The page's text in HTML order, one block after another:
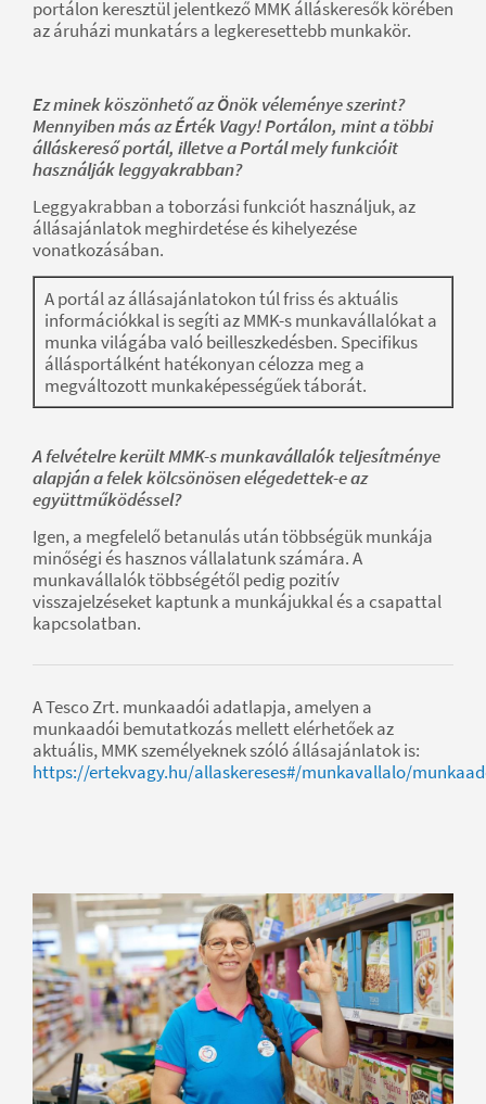
portálon keresztül jelentkező MMK álláskeresők körében
az áruházi munkatárs a legkeresettebb munkakör.
Ez minek köszönhető az Önök véleménye szerint?
Mennyiben más az Érték Vagy! Portálon, mint a többi
álláskereső portál, illetve a Portál mely funkcióit
használják leggyakrabban?
Leggyakrabban a toborzási funkciót használjuk, az
állásajánlatok meghirdetése és kihelyezése
vonatkozásában.
A portál az állásajánlatokon túl friss és aktuális
információkkal is segíti az MMK-s munkavállalókat a
munka világába való beilleszkedésben. Specifikus
állásportálként hatékonyan célozza meg a
megváltozott munkaképességűek táborát.
A felvételre került MMK-s munkavállalók teljesítménye
alapján a felek kölcsönösen elégedettek-e az
együttműködéssel?
Igen, a megfelelő betanulás után többségük munkája
minőségi és hasznos vállalatunk számára. A
munkavállalók többségétől pedig pozitív
visszajelzéseket kaptunk a munkájukkal és a csapattal
kapcsolatban.
A Tesco Zrt. munkaadói adatlapja, amelyen a
munkaadói bemutatkozás mellett elérhetőek az
aktuális, MMK személyeknek szóló állásajánlatok is:
https://ertekvagy.hu/allaskereses#/munkavallalo/